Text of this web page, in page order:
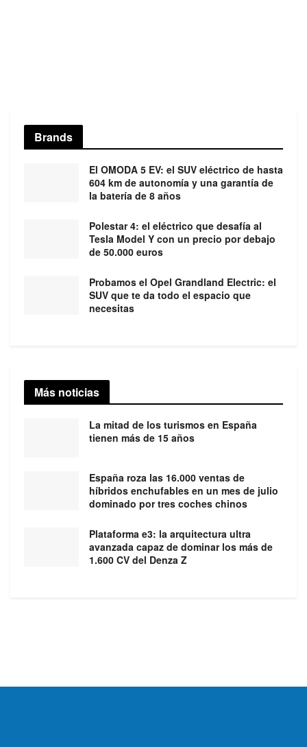
Brands
El OMODA 5 EV: el SUV eléctrico de hasta
604 km de autonomía y una garantía de
la batería de 8 años
Polestar 4: el eléctrico que desafía al
Tesla Model Y con un precio por debajo
de 50.000 euros
Probamos el Opel Grandland Electric: el
SUV que te da todo el espacio que
necesitas
Más noticias
La mitad de los turismos en España
tienen más de 15 años
España roza las 16.000 ventas de
híbridos enchufables en un mes de julio
dominado por tres coches chinos
Plataforma e3: la arquitectura ultra
avanzada capaz de dominar los más de
1.600 CV del Denza Z